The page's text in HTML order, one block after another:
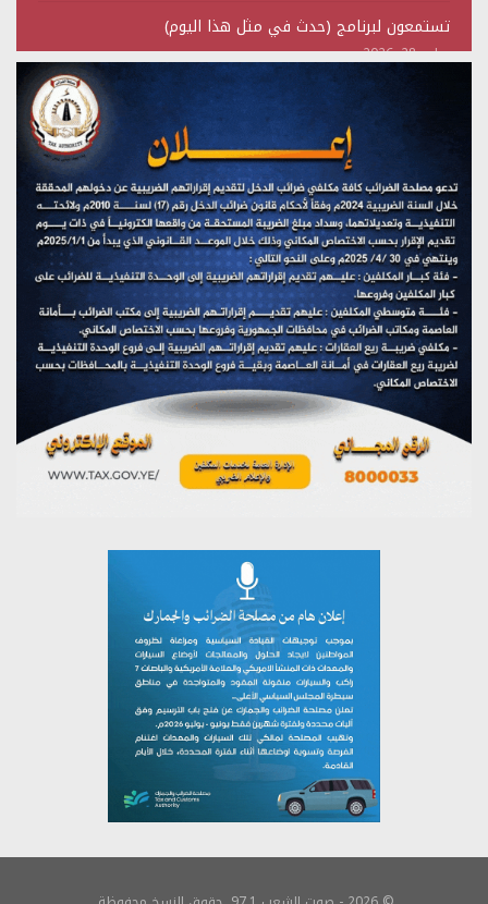
تستمعون لبرنامج (حدث في مثل هذا اليوم)
يوليو 28, 2026
(نحن لا نهزم) بث مباشر
تستمعون لبرنامج (هندسة الوهم)
يوليو 28, 2026
مؤتمر صحفي لمركز عين الإنسانية حول جرائم تحالف العدوان
على اليمن
يوليو 27, 2026
تستمعون لبرنامج (مع السيد القائد)
يوليو 26, 2026